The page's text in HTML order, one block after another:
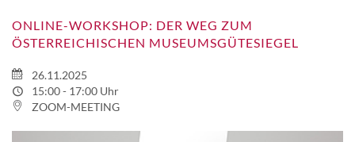
ONLINE-WORKSHOP: DER WEG ZUM
ÖSTERREICHISCHEN MUSEUMSGÜTESIEGEL
26.11.2025
15:00 - 17:00 Uhr
ZOOM-MEETING